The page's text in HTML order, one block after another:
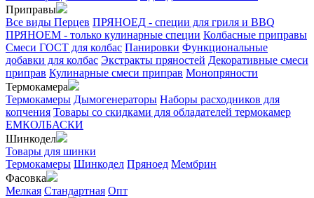
Приправы
Все виды Перцев ПРЯНОЕД - специи для гриля и BBQ
ПРЯНОЕМ - только кулинарные специи Колбасные приправы
Смеси ГОСТ для колбас Панировки Функциональные
добавки для колбас Экстракты пряностей Декоративные смеси
приправ Кулинарные смеси приправ Монопряности
Термокамера
Термокамеры Дымогенераторы Наборы расходников для
копчения Товары со скидками для обладателей термокамер
ЕМКОЛБАСКИ
Шинкодел
Товары для шинки
Термокамеры Шинкодел Пряноед Мембрин
Фасовка
Мелкая Стандартная Опт